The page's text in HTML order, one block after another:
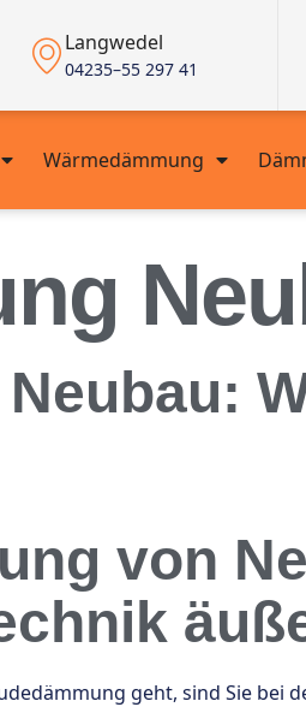
Langwedel
04235–55 297 41
Wärmedämmung
von
geht, sind Sie bei